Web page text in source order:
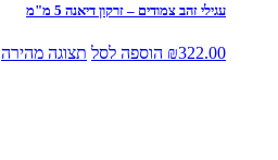
עגילי זהב צמודים – זרקון דיאנה 5 מ"מ
₪322.00 הוספה לסל תצוגה מהירה